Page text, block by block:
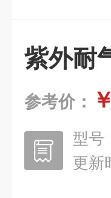
紫外耐
参考价： ￥
型号
更新